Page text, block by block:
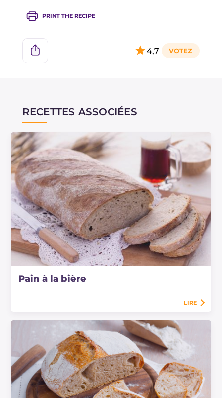
PRINT THE RECIPE
4,7
RECETTES ASSOCIÉES
Pain à la bière
LIRE